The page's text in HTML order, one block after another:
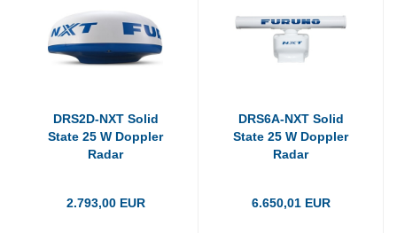
DRS2D-NXT Solid
State 25 W Doppler
Radar
2.793,00 EUR
DRS6A-NXT Solid
State 25 W Doppler
Radar
6.650,01 EUR